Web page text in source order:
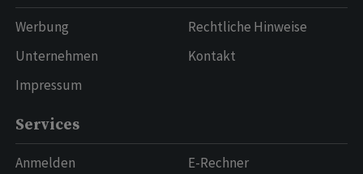
Werbung
Unternehmen
Impressum
Rechtliche Hinweise
Kontakt
Services
Anmelden
E-Rechner